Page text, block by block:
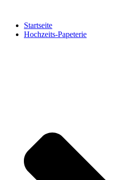
springenStartseite
Hochzeits-Papeterie